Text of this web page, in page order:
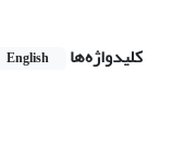
کلیدواژه‌ها English